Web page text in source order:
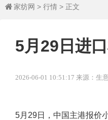
 家纺网 > 行情 > 正文
5月29日进
2026-06-01 10:51:17 来源：生
5月29日，中国主港报价